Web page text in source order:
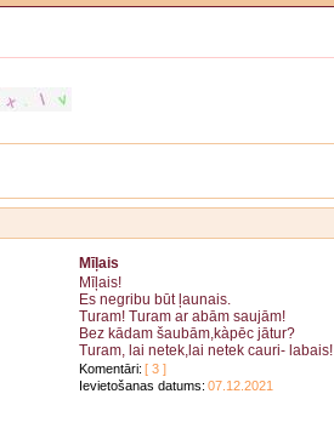
Mīļais
Mīļais!
Es negribu būt ļaunais.
Turam! Turam ar abām saujām!
Bez kādam šaubām,kàpēc jātur?
Turam, lai netek,lai netek cauri- labais!
Komentāri: [ 3 ]
Ievietošanas datums: 07.12.2021